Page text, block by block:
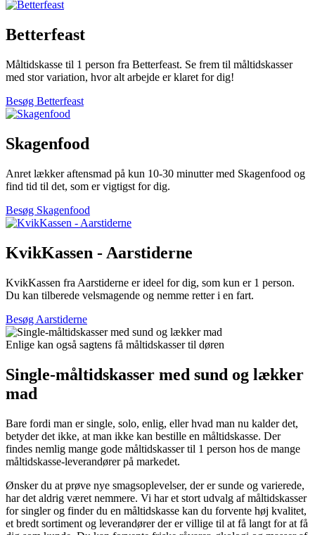
Betterfeast
Måltidskasse til 1 person fra Betterfeast. Se frem til måltidskasser
med stor variation, hvor alt arbejde er klaret for dig!
Besøg Betterfeast
Skagenfood
Anret lækker aftensmad på kun 10-30 minutter med Skagenfood og
find tid til det, som er vigtigst for dig.
Besøg Skagenfood
KvikKassen - Aarstiderne
KvikKassen fra Aarstiderne er ideel for dig, som kun er 1 person.
Du kan tilberede velsmagende og nemme retter i en fart.
Besøg Aarstiderne
Enlige kan også sagtens få måltidskasser til døren
Single-måltidskasser med sund og lækker
mad
Bare fordi man er single, solo, enlig, eller hvad man nu kalder det,
betyder det ikke, at man ikke kan bestille en måltidskasse. Der
findes nemlig mange gode måltidskasser til 1 person hos de mange
måltidskasse-leverandører på markedet.
Ønsker du at prøve nye smagsoplevelser, der er sunde og varierede,
har det aldrig været nemmere. Vi har et stort udvalg af måltidskasser
for singler og finder du en måltidskasse kan du forvente høj kvalitet,
et bredt sortiment og leverandører der er villige til at få langt for at få